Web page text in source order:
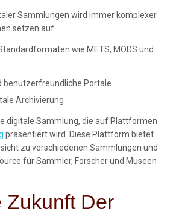
Sammlungen wird immer komplexer.
setzen auf:
wie METS, MODS und
benutzerfreundliche Portale
Archivierung
digitale Sammlung, die auf Plattformen
präsentiert wird. Diese Plattform bietet
zu verschiedenen Sammlungen und
für Sammler, Forscher und Museen
Zukunft Der